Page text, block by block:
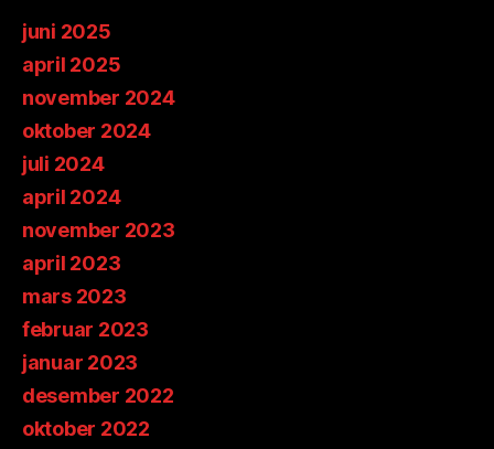
juni 2025
april 2025
november 2024
oktober 2024
juli 2024
april 2024
november 2023
april 2023
mars 2023
februar 2023
januar 2023
desember 2022
oktober 2022